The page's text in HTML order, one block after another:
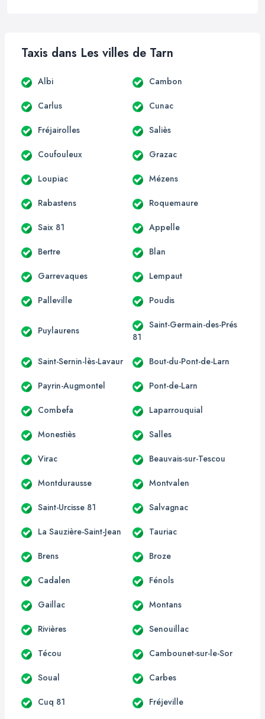
Taxis dans Les villes de Tarn
Albi Cambon
Carlus Cunac
Fréjairolles Saliès
Coufouleux Grazac
Loupiac Mézens
Rabastens Roquemaure
Saix 81 Appelle
Bertre Blan
Garrevaques Lempaut
Palleville Poudis
Puylaurens
Saint-Germain-des-Prés
81
Saint-Sernin-lès-Lavaur Bout-du-Pont-de-Larn
Payrin-Augmontel Pont-de-Larn
Combefa Laparrouquial
Monestiès Salles
Virac Beauvais-sur-Tescou
Montdurausse Montvalen
Saint-Urcisse 81 Salvagnac
La Sauzière-Saint-Jean Tauriac
Brens Broze
Cadalen Fénols
Gaillac Montans
Rivières Senouillac
Técou Cambounet-sur-le-Sor
Soual Carbes
Cuq 81 Fréjeville